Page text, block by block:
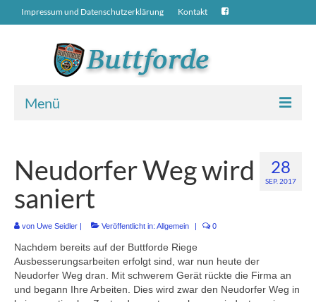
Impressum und Datenschutzerklärung Kontakt
Menü
Übers Dorf
Geschichte über Buttforde
St.-Marien-Kirche
Bauen in Buttforde
Unternehmen in Buttforde
28
SEP. 2017
Neudorfer Weg wird
saniert
von Uwe Seidler | Veröffentlicht in: Allgemein | 0
Nachdem bereits auf der Buttforde Riege
Ausbesserungsarbeiten erfolgt sind, war nun heute der
Neudorfer Weg dran.
Mit schwerem Gerät rückte die Firma an
und begann Ihre Arbeiten. Dies wird zwar den Neudorfer Weg in